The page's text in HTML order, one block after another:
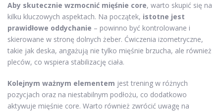
Aby skutecznie wzmocnić mięśnie core, warto skupić się na
kilku kluczowych aspektach. Na początek, istotne jest
prawidłowe oddychanie – powinno być kontrolowane i
skierowane w stronę dolnych żeber. Ćwiczenia izometryczne,
takie jak deska, angażują nie tylko mięśnie brzucha, ale również
pleców, co wspiera stabilizację ciała.
Kolejnym ważnym elementem jest trening w różnych
pozycjach oraz na niestabilnym podłożu, co dodatkowo
aktywuje mięśnie core. Warto również zwrócić uwagę na